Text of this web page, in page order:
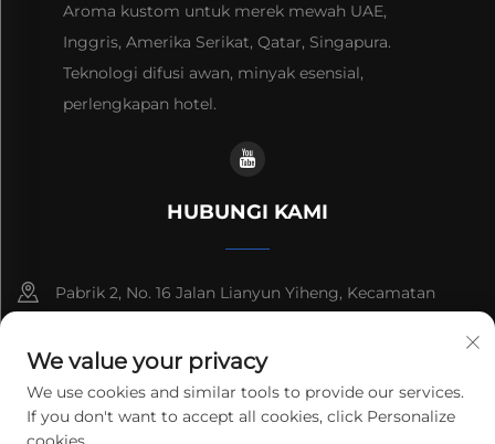
Aroma kustom untuk merek mewah UAE,
Inggris, Amerika Serikat, Qatar, Singapura.
Teknologi difusi awan, minyak esensial,
perlengkapan hotel.
HUBUNGI KAMI
Pabrik 2, No. 16 Jalan Lianyun Yiheng, Kecamatan
+86-13192436782
[email protected]
We value your privacy
We use cookies and similar tools to provide our services.
If you don't want to accept all cookies, click Personalize